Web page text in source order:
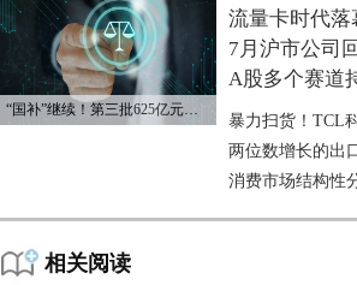
“国补”继续！第三批625亿元资金已下达
流量卡时代
7月沪市公司
A股多个赛道
暴力扫货！TCL
两位数增长的出
消费市场结构性
相关阅读